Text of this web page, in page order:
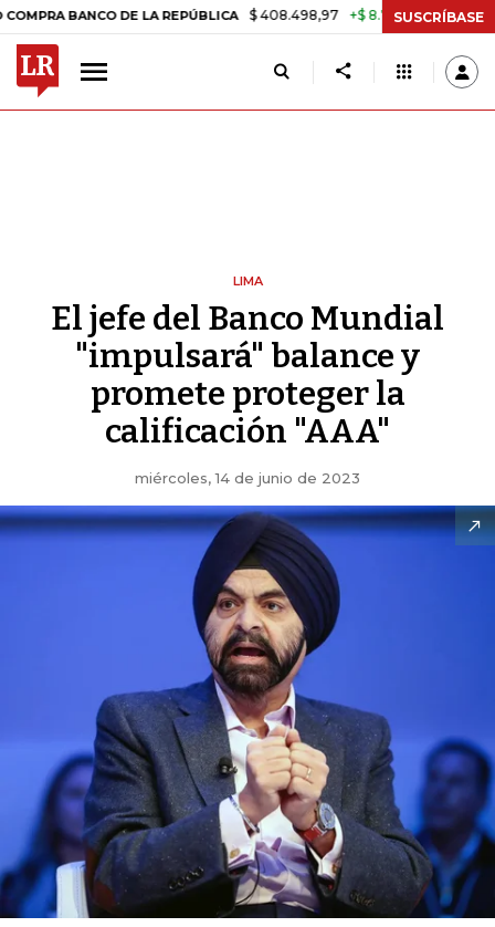
DE LA REPÚBLICA $ 408.498,97 +$ 8.753,81 +2,19% TASA
SUSCRÍBASE
LIMA
El jefe del Banco Mundial
"impulsará" balance y
promete proteger la
calificación "AAA"
miércoles, 14 de junio de 2023